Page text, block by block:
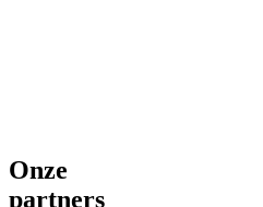
Onze
partners